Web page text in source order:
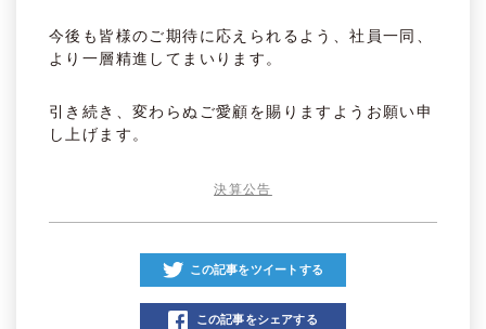
今後も皆様のご期待に応えられるよう、社員一同、
より一層精進してまいります。
引き続き、変わらぬご愛顧を賜りますようお願い申
し上げます。
決算公告
この記事をツイートする
この記事をシェアする